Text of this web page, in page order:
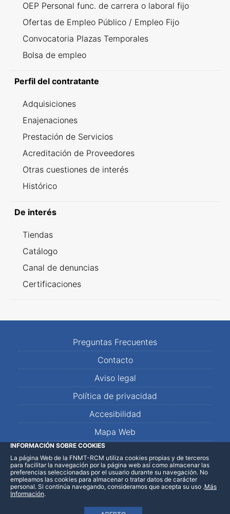
OEP Personal func. de carrera o laboral fijo
Ofertas de Empleo Público / Empleo Fijo
Convocatoria Plazas Temporales
Bolsa de empleo
Perfil del contratante
Adquisiciones
Enajenaciones
Prestación de Servicios
Acreditación de Proveedores
Otras cuestiones de interés
Histórico
De interés
Tiendas
Catálogo
Canal de denuncias
Certificaciones
Preguntas Frecuentes
Contacto
Aviso legal
Política de privacidad
Accesibilidad
Mapa Web
LinkedInFacebookWhatsApp
INFORMACIÓN SOBRE COOKIES
La página Web de la FNMT-RCM utiliza cookies propias y de terceros
para facilitar la navegación por la página web así como almacenar las
preferencias seleccionadas por el usuario durante su navegación. No
empleamos las cookies para almacenar o tratar datos de carácter
personal. Si continúa navegando, consideramos que acepta su uso .Más
Información.